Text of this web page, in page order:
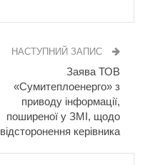
НАСТУПНИЙ ЗАПИС
Заява ТОВ
«Сумитеплоенерго» з
приводу інформації,
поширеної у ЗМІ, щодо
відсторонення керівника